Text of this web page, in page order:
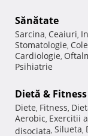
Sănătate
Sarcina, Ceaiuri,
Stomatologie,
Cardiologie,
Psihiatrie
Dietă & Fitness
Diete, Fitness,
Aerobic, Exercitii
disociata, Silueta,